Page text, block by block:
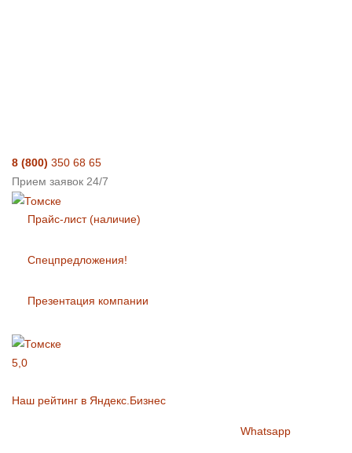
8 (800) 350 68 65
Прием заявок 24/7
Прайс-лист (наличие)
Спецпредложения!
Презентация компании
5,0
Наш рейтинг в Яндекс.Бизнес
Whatsapp